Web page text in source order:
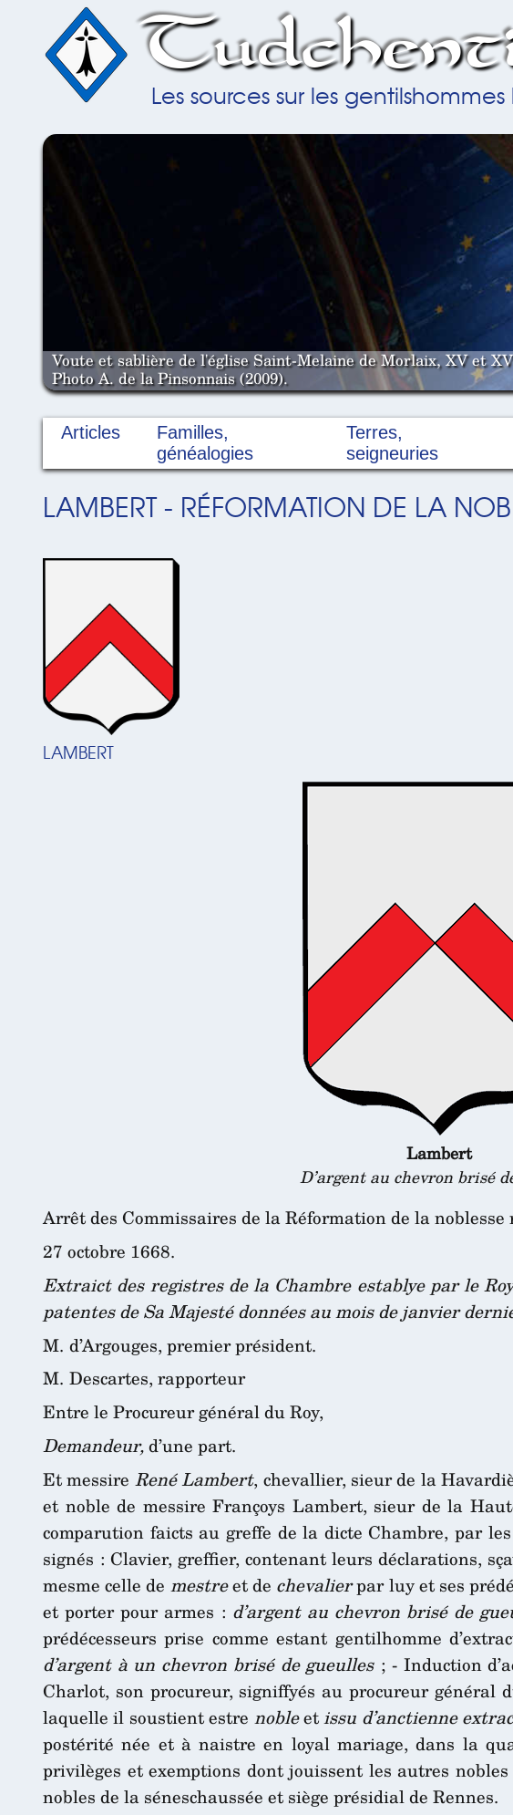
Les sources sur les
Voute et sablière de l'église Saint-Melaine de Morlaix, XV et
Photo A. de la Pinsonnais (2009).
Articles
Familles,
généalogies
Terres,
seigneuries
LAMBERT - RÉFORMATION DE LA
LAMBERT
Lambert
D’argent au chevron brisé
Arrêt des Commissaires de la Réformation de la
27 octobre 1668.
Extraict des registres de la Chambre establye par le
patentes de Sa Majesté données au mois de janvier
M. d’Argouges, premier président.
M. Descartes, rapporteur
Entre le Procureur général du Roy,
Demandeur,d’une part.
Et messire René Lambert, chevallier, sieur de la
et noble de messire Françoys Lambert, sieur de la
comparution faicts au greffe de la dicte Chambre, par
signés : Clavier, greffier, contenant leurs déclarations,
mesme celle de mestreet de chevalierpar luy et ses
et porter pour armes : d’argent au chevron brisé de
prédécesseurs prise comme estant gentilhomme
d’argent à un chevron brisé de gueulles; - Induction
Charlot, son procureur, signiffyés au procureur général
laquelle il soustient estre nobleetissu d’anctienne
postérité née et à naistre en loyal mariage, dans la
privilèges et exemptions dont jouissent les autres
nobles de la séneschaussée et siège présidial de Rennes.